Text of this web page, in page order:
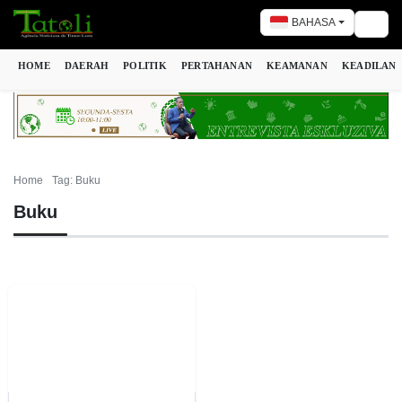
BAHASA
HOME DAERAH POLITIK PERTAHANAN KEAMANAN KEADILAN
Home Tag: Buku
Buku